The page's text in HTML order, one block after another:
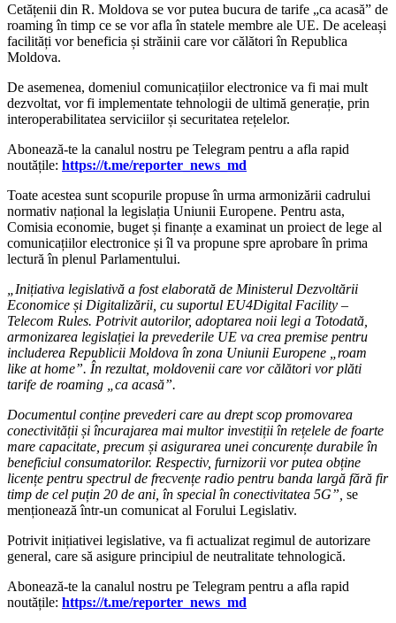
Cetățenii din R. Moldova se vor putea bucura de tarife „ca acasă” de
roaming în timp ce se vor afla în statele membre ale UE. De aceleași
facilități vor beneficia și străinii care vor călători în Republica
Moldova.
De asemenea, domeniul comunicațiilor electronice va fi mai mult
dezvoltat, vor fi implementate tehnologii de ultimă generație, prin
interoperabilitatea serviciilor și securitatea rețelelor.
‍Abonează-te la canalul nostru pe Telegram pentru a afla rapid
noutățile: https://t.me/reporter_news_md
Toate acestea sunt scopurile propuse în urma armonizării cadrului
normativ național la legislația Uniunii Europene. Pentru asta,
Comisia economie, buget și finanțe a examinat un proiect de lege al
comunicațiilor electronice și îl va propune spre aprobare în prima
lectură în plenul Parlamentului.
„Inițiativa legislativă a fost elaborată de Ministerul Dezvoltării
Economice și Digitalizării, cu suportul EU4Digital Facility –
Telecom Rules. Potrivit autorilor, adoptarea noii legi a Totodată,
armonizarea legislației la prevederile UE va crea premise pentru
includerea Republicii Moldova în zona Uniunii Europene „roam
like at home”. În rezultat, moldovenii care vor călători vor plăti
tarife de roaming „ca acasă”.
Documentul conține prevederi care au drept scop promovarea
conectivității și încurajarea mai multor investiții în rețelele de foarte
mare capacitate, precum și asigurarea unei concurențe durabile în
beneficiul consumatorilor. Respectiv, furnizorii vor putea obține
licențe pentru spectrul de frecvențe radio pentru banda largă fără fir
timp de cel puțin 20 de ani, în special în conectivitatea 5G”, se
menționează într-un comunicat al Forului Legislativ.
Potrivit inițiativei legislative, va fi actualizat regimul de autorizare
general, care să asigure principiul de neutralitate tehnologică.
‍Abonează-te la canalul nostru pe Telegram pentru a afla rapid
noutățile: https://t.me/reporter_news_md